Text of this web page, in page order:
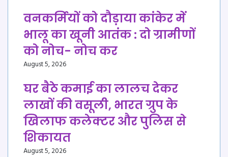
में
अधेड़
भालू
की
संदिग्ध
मौत
आहट
वनकर्मियों को दौड़ाया कांकेर में
भालू का खूनी आतंक : दो ग्रामीणों
को नोच- नोच कर
August 5, 2026
घर बैठे कमाई का लालच देकर
लाखों की वसूली, भारत ग्रुप के
खिलाफ कलेक्टर और पुलिस से
शिकायत
August 5, 2026